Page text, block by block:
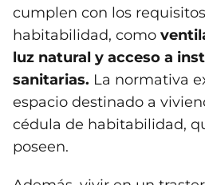
cumplen con los
habitabilidad, como
luz natural y acceso a
sanitarias. La normativa
espacio destinado a
cédula de habitabilidad,
poseen​.